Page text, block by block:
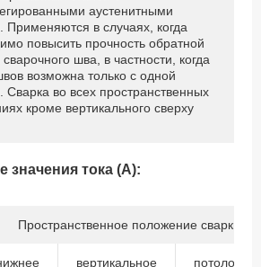
аустенитными
Применяются в случаях, когда
повысить прочность обратной
шва, в частности, когда
возможна только с одной
Сварка во всех пространственных
кроме вертикального сверху
значения тока (А):
Пространственное положение сварки
вертикальное